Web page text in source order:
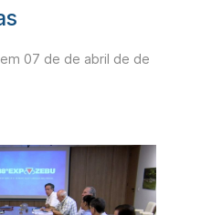
07 de de abril de de